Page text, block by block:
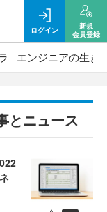
ログイン
新規
会員登録
エンジニアの生き
とニュース